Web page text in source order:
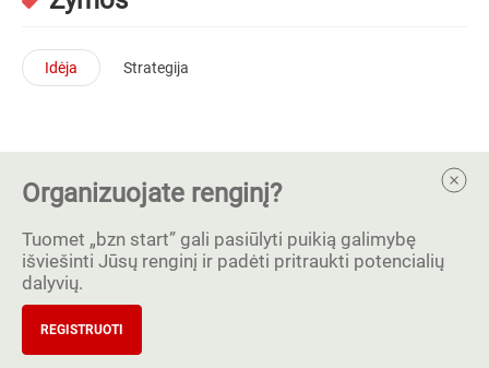
Idėja Strategija
Organizuojate renginį?
Tuomet „bzn start” gali pasiūlyti puikią galimybę
išviešinti Jūsų renginį ir padėti pritraukti potencialių
dalyvių.
REGISTRUOTI